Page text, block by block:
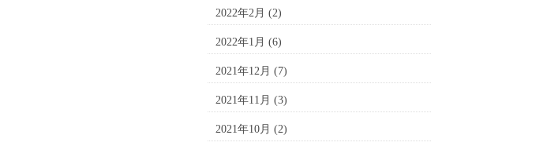
2022年2月 (2)
2022年1月 (6)
2021年12月 (7)
2021年11月 (3)
2021年10月 (2)